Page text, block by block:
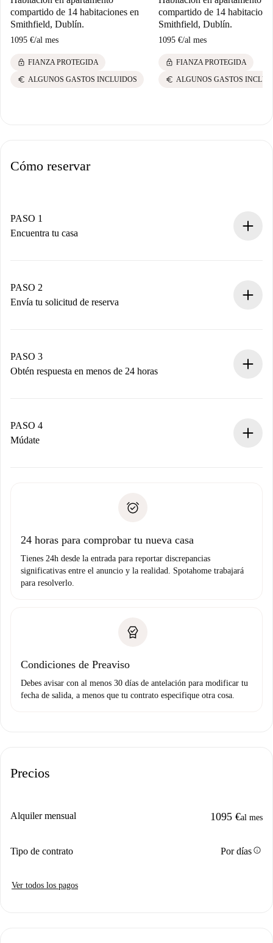
compartido de 14 habitaciones en
Smithfield, Dublín.
1095 €/al mes
lock FIANZA PROTEGIDA
euro ALGUNOS GASTOS INCLUIDOS
compartido de 14
Smithfield, Dublín.
1095 €/al mes
lock FIANZA PROTEGIDA
euro ALGUNOS GASTOS
Cómo reservar
PASO 1
Encuentra tu casa
Tienes toda la información necesaria por adelantado.
PASO 2
Envía tu solicitud de reserva
propietario acepte.
PASO 3
Obtén respuesta en menos de 24 horas
contacto con el propietario.
Si es rechazada: No te haremos ningún cargo y te
Prueba de solvencia
PASO 4
Múdate
no nos comunicas ningún problema.
24 horas para comprobar tu nueva casa
Tienes 24h desde la entrada para reportar discrepancias
significativas entre el anuncio y la realidad. Spotahome trabajará
para resolverlo.
Condiciones de Preaviso
Debes avisar con al menos 30 días de antelación para modificar tu
fecha de salida, a menos que tu contrato especifique otra cosa.
Precios
Alquiler mensual 1095 €al mes
Tipo de contrato Por díasinfo
Ver todos los pagos